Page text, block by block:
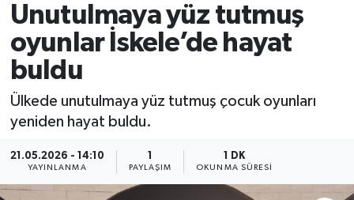
Unutulmaya yüz tutmuş
oyunlar İskele’de hayat
buldu
Ülkede unutulmaya yüz tutmuş çocuk oyunları
yeniden hayat buldu.
21.05.2026 - 14:10
YAYINLANMA
1
PAYLAŞIM
1 DK
OKUNMA SÜRESI